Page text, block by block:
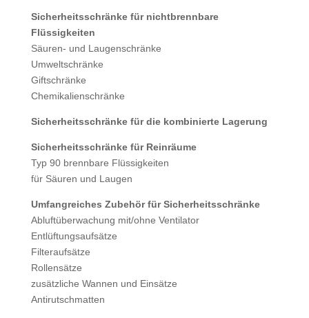
Sicherheitsschränke für nichtbrennbare
Flüssigkeiten
Säuren- und Laugenschränke
Umweltschränke
Giftschränke
Chemikalienschränke
Sicherheitsschränke für die kombinierte Lagerung
Sicherheitsschränke für Reinräume
Typ 90 brennbare Flüssigkeiten
für Säuren und Laugen
Umfangreiches Zubehör für Sicherheitsschränke
Abluftüberwachung mit/ohne Ventilator
Entlüftungsaufsätze
Filteraufsätze
Rollensätze
zusätzliche Wannen und Einsätze
Antirutschmatten